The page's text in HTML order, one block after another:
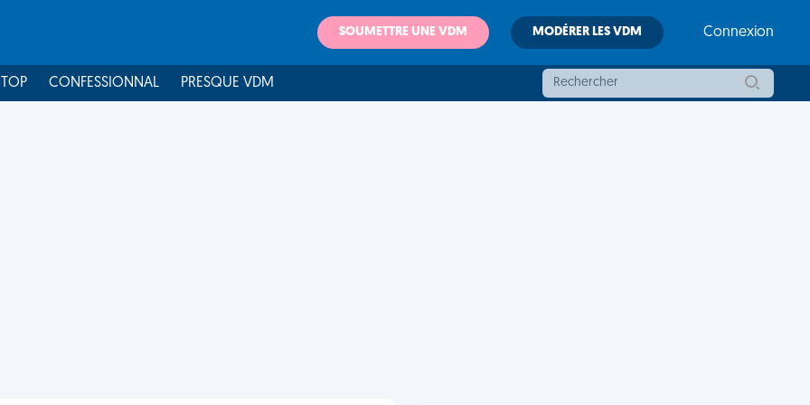
SOUMETTRE UNE VDM MODÉRER LES VDM Connexion
CONFESSIONNAL PRESQUE VDM